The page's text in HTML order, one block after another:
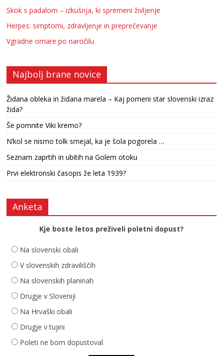
Skok s padalom – izkušnja, ki spremeni življenje
Herpes: simptomi, zdravljenje in preprečevanje
Vgradne omare po naročilu
Najbolj brane novice
Židana obleka in židana marela – Kaj pomeni star slovenski izraz
žida?
Še pomnite Viki kremo?
N’kol se nismo tolk smejal, ka je šola pogorela …
Seznam zaprtih in ubitih na Golem otoku
Prvi elektronski časopis že leta 1939?
Anketa
Kje boste letos preživeli poletni dopust?
Na slovenski obali
V slovenskih zdraviliščih
Na slovenskih planinah
Drugje v Sloveniji
Na Hrvaški obali
Drugje v tujini
Poleti ne bom dopustoval